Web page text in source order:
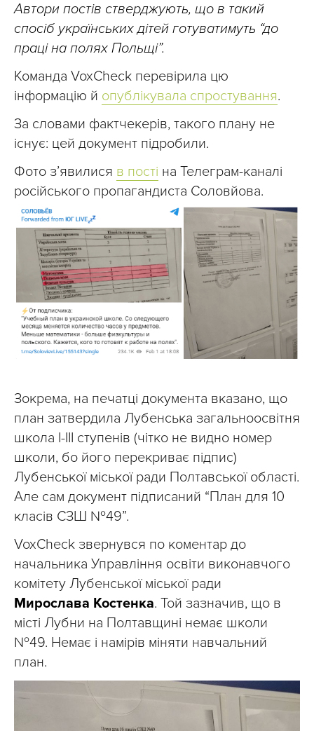
Автори постів стверджують, що в такий
спосіб українських дітей готуватимуть “до
праці на полях Польщі”.
Команда VoxCheck перевірила цю
інформацію й опублікувала спростування.
За словами фактчекерів, такого плану не
існує: цей документ підробили.
Фото з’явилися в пості на Телеграм-каналі
російського пропагандиста Соловйова.
Зокрема, на печатці документа вказано, що
план затвердила Лубенська загальноосвітня
школа I-III ступенів (чітко не видно номер
школи, бо його перекриває підпис)
Лубенської міської ради Полтавської області.
Але сам документ підписаний “План для 10
класів СЗШ №49”.
VoxCheck звернувся по коментар до
начальника Управління освіти виконавчого
комітету Лубенської міської ради
Мирослава Костенка. Той зазначив, що в
місті Лубни на Полтавщині немає школи
№49. Немає і намірів міняти навчальний
план.